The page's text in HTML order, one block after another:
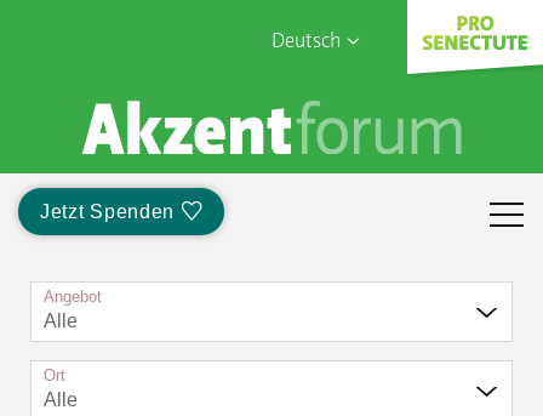
Deutsch
English
Français
Jetzt Spenden
Sophia Care
Angebot
Alle
Ort
Alle